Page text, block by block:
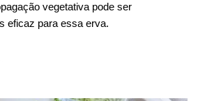
vegetativa pode ser
eficaz para essa erva.